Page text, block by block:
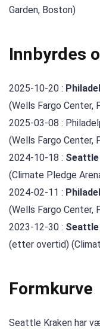
Garden, Boston)
Innbyrdes
2025-10-20 :
(Wells Fargo Center,
2025-03-08 :
(Wells Fargo Center,
2024-10-18 : Seattle
(Climate Pledge
2024-02-11 :
(Wells Fargo Center,
2023-12-30 : Seattle
(etter overtid)
Formkurve
Seattle Kraken har